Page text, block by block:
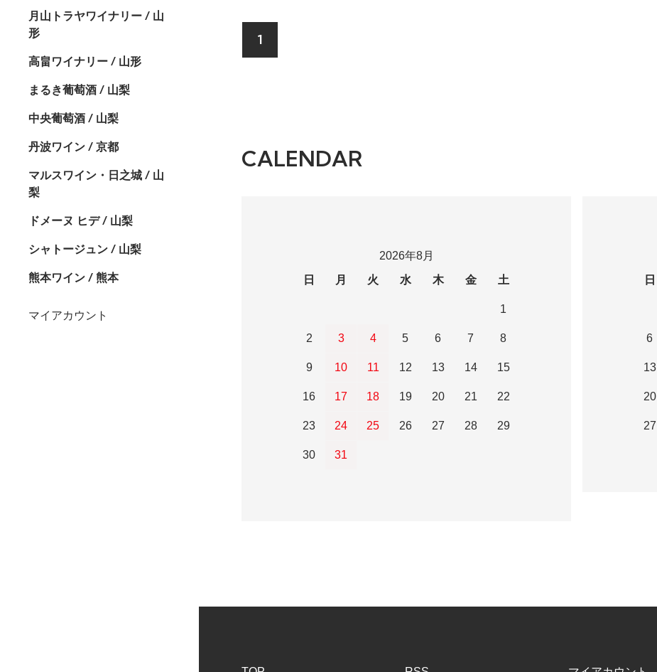
月山トラヤワイナリー / 山
形
高畠ワイナリー / 山形
まるき葡萄酒 / 山梨
中央葡萄酒 / 山梨
丹波ワイン / 京都
マルスワイン・日之城 / 山
梨
ドメーヌ ヒデ / 山梨
シャトージュン / 山梨
熊本ワイン / 熊本
マイアカウント
1
CALENDAR
2026年8月
日
月 火 水 木 金 土
1
2 3 4 5 6 7 8
9 10 11 12 13 14 15
16 17 18 19 20 21 22
23 24 25 26 27 28 29
30 31
日
6
13
20
27